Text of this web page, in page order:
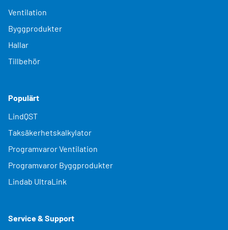
Ventilation
Byggprodukter
Hallar
Tillbehör
Populärt
LindQST
Taksäkerhetskalkylator
Programvaror Ventilation
Programvaror Byggprodukter
Lindab UltraLink
Service & Support